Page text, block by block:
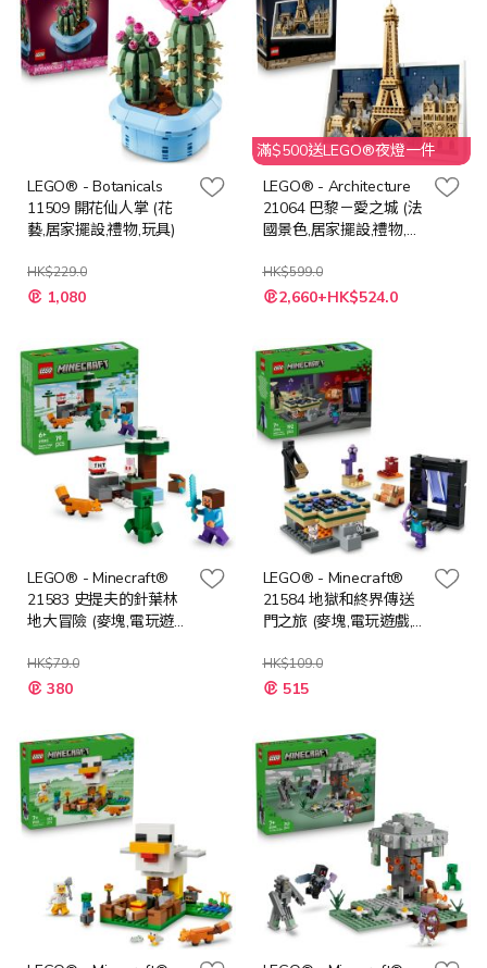
LEGO® - Botanicals
11509 開花仙人掌 (花
藝,居家擺設,禮物,玩具)
HK$229.0
特
殊 1,080
滿$500送LEGO®夜燈一件
LEGO® - Architecture
21064 巴黎－愛之城 (法
國景色,居家擺設,禮物,玩
HK$599.0
特
殊 2,660+HK$524.0
LEGO® - Minecraft®
21583 史提夫的針葉林
地大冒險 (麥塊,電玩遊
HK$79.0
特
殊 380
LEGO® - Minecraft®
21584 地獄和終界傳送
門之旅 (麥塊,電玩遊戲,
HK$109.0
特
殊 515